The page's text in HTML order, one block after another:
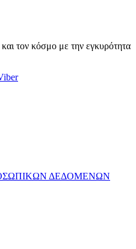
τον κόσμο με την εγκυρότητα
ΔΕΔΟΜΕΝΩΝ